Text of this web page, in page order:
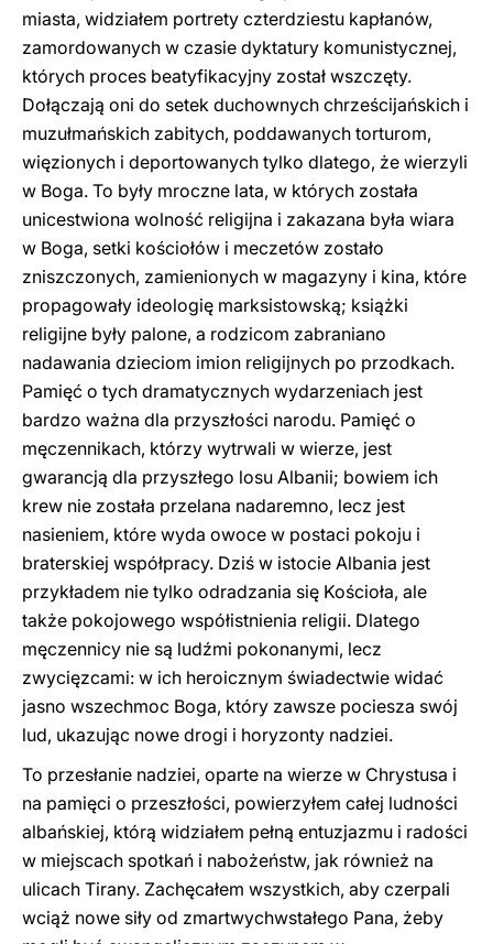
miasta, widziałem portrety czterdziestu kapłanów,
zamordowanych w czasie dyktatury komunistycznej,
których proces beatyfikacyjny został wszczęty.
Dołączają oni do setek duchownych chrześcijańskich i
muzułmańskich zabitych, poddawanych torturom,
więzionych i deportowanych tylko dlatego, że wierzyli
w Boga. To były mroczne lata, w których została
unicestwiona wolność religijna i zakazana była wiara
w Boga, setki kościołów i meczetów zostało
zniszczonych, zamienionych w magazyny i kina, które
propagowały ideologię marksistowską; książki
religijne były palone, a rodzicom zabraniano
nadawania dzieciom imion religijnych po przodkach.
Pamięć o tych dramatycznych wydarzeniach jest
bardzo ważna dla przyszłości narodu. Pamięć o
męczennikach, którzy wytrwali w wierze, jest
gwarancją dla przyszłego losu Albanii; bowiem ich
krew nie została przelana nadaremno, lecz jest
nasieniem, które wyda owoce w postaci pokoju i
braterskiej współpracy. Dziś w istocie Albania jest
przykładem nie tylko odradzania się Kościoła, ale
także pokojowego współistnienia religii. Dlatego
męczennicy nie są ludźmi pokonanymi, lecz
zwycięzcami: w ich heroicznym świadectwie widać
jasno wszechmoc Boga, który zawsze pociesza swój
lud, ukazując nowe drogi i horyzonty nadziei.
To przesłanie nadziei, oparte na wierze w Chrystusa i
na pamięci o przeszłości, powierzyłem całej ludności
albańskiej, którą widziałem pełną entuzjazmu i radości
w miejscach spotkań i nabożeństw, jak również na
ulicach Tirany. Zachęcałem wszystkich, aby czerpali
wciąż nowe siły od zmartwychwstałego Pana, żeby